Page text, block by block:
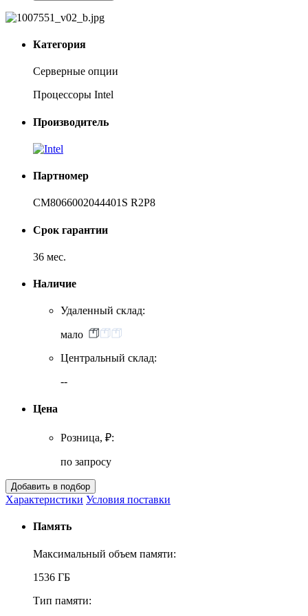
Категория
Серверные опции
Процессоры Intel
Производитель
Партномер
CM8066002044401S R2P8
Срок гарантии
36 мес.
Наличие
Удаленный склад:
мало
Центральный склад:
--
Цена
Розница, ₽:
по запросу
Характеристики Условия поставки
Память
Максимальный объем памяти:
1536 ГБ
Тип памяти: